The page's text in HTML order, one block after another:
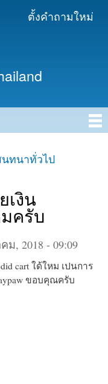
ตั้งคำถามใหม่
ทนาทั่วไป
เงิน
มครับ
, 2018 - 09:09
cart ใด้ใหม เปนการ
ขอบคุณครับ